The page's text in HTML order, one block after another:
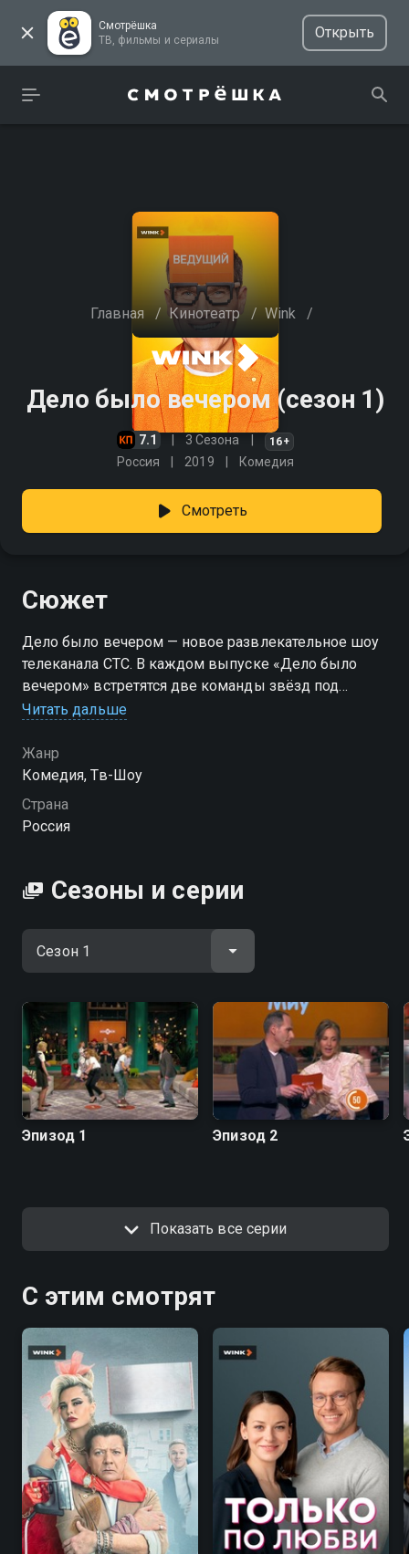
Смотрёшка
ТВ, фильмы и сериалы
Открыть
Главная / Кинотеатр / Wink /
Дело было вечером (сезон 1)
7.1 3 Сезона 16+
Россия 2019 Комедия
Смотреть
Сюжет
Дело было вечером — новое развлекательное шоу
телеканала СТС. В каждом выпуске «Дело было
вечером» встретятся две команды звёзд под
руководством капитанов — обычных зрителей,
таксистов, соберут «звезду» по частям, угадают
песню в исполнении компьютера, изобразят хит и
поучаствуют в других неожиданных конкурсах. В
финале каждого выпуска капитан команды
500 000 рублей. В случае победы половину суммы
забирает капитан, а остальные 50% получает
звёздный участник, чтобы передать выигранную
сумму в благотворительный фонд. Является
адаптацией американской программы «Hollywood
канале под названием «Подмосковные вечера» с
другими ведущими. Часть съёмочной группы шоу
«Дело было вечером» сформирована на основе
творческих кадров «Подмосковных вечеров»,
другая же часть — представлена креативной
командой канала СТС.
хорошем HD качестве на Смотрёшке
Читать дальше
Жанр
Комедия, Тв-Шоу
Страна
Россия
Сезоны и серии
Эпизод 1 Эпизод 2
Показать все серии
С этим смотрят